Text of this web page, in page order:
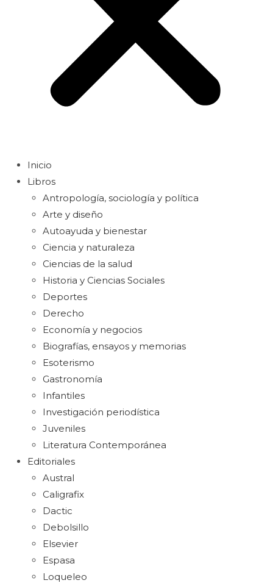
Inicio
Libros
Antropología, sociología y política
Arte y diseño
Autoayuda y bienestar
Ciencia y naturaleza
Ciencias de la salud
Historia y Ciencias Sociales
Deportes
Derecho
Economía y negocios
Biografías, ensayos y memorias
Esoterismo
Gastronomía
Infantiles
Investigación periodística
Juveniles
Literatura Contemporánea
Editoriales
Austral
Caligrafix
Dactic
Debolsillo
Elsevier
Espasa
Loqueleo